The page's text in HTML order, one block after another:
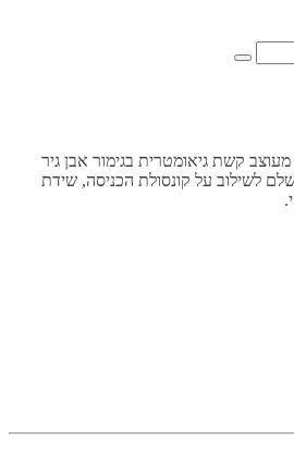
קשת גיאומטרית בגימור אבן גיר
לשילוב על קונסולת הכניסה, שידת